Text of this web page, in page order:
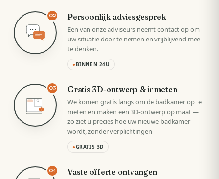
02 Persoonlijk adviesgesprek
Een van onze adviseurs neemt contact op om
uw situatie door te nemen en vrijblijvend mee
te denken.
● BINNEN 24U
03 Gratis 3D-ontwerp & inmeten
We komen gratis langs om de badkamer op te
meten en maken een 3D-ontwerp op maat —
zo ziet u precies hoe uw nieuwe badkamer
wordt, zonder verplichtingen.
●GRATIS 3D
04 Vaste offerte ontvangen